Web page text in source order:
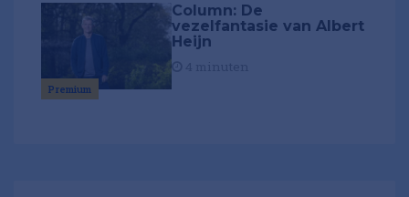
Premium
Column: De
vezelfantasie van Albert
Heijn